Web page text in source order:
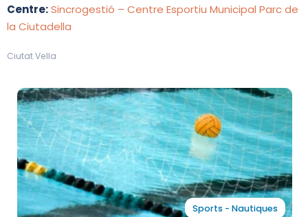
Centre:Sincrogestió – Centre Esportiu Municipal Parc de
la Ciutadella
Ciutat Vella
Sports - Nautiques